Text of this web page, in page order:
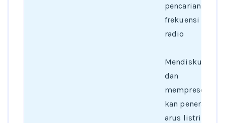
pencarian
frekuensi pada
radio
Mendiskusikan
dan
mempresentasi
kan penerapan
arus listrik